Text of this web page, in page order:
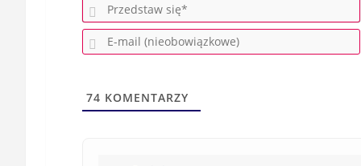
P
r
E
-
74 KOMENTARZY